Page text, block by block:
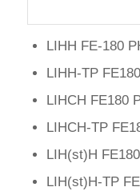
LIHH FE-180
LIHH-TP
LIHCH FE180
LIHCH-TP
LIH(st)H
LIH(st)H-TP